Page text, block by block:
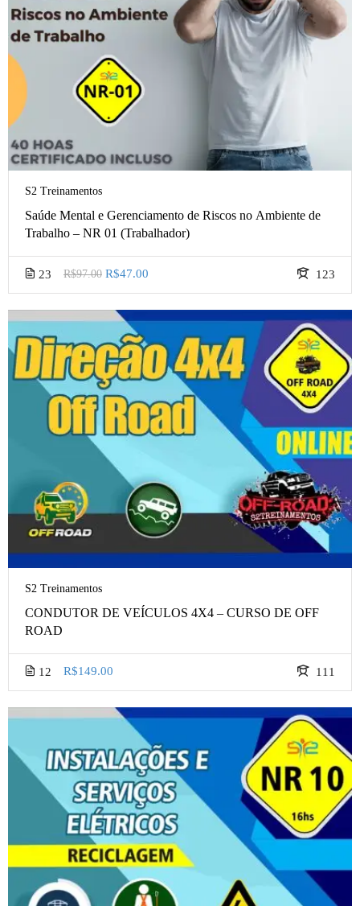
S2 Treinamentos
Saúde Mental e Gerenciamento de Riscos no Ambiente de
Trabalho – NR 01 (Trabalhador)
23 123
R$97.00 R$47.00
S2 Treinamentos
CONDUTOR DE VEÍCULOS 4X4 – CURSO DE OFF
ROAD
12 111
R$149.00